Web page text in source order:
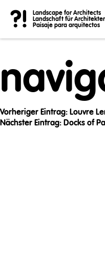
?!
Landscape for Architects
Landschaft für
Paisaje para arquitectos
Post
Vorheriger Eintrag: Louvre
Nächster Eintrag: Docks of